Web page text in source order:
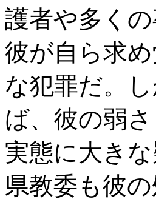
護者や多く
彼が自ら求
な犯罪だ。
ば、彼の弱
実態に大き
県教委も彼